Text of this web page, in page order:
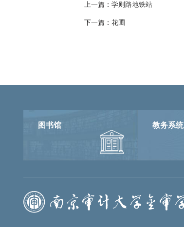
上一篇： 学则路地铁站
下一篇： 花圃
图书馆 教务系统